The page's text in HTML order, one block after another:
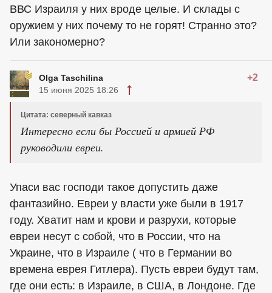
ВВС Израиля у них вроде целые. И склады с
оружием у них почему то не горят! Странно это?
Или закономерно?
Olga Taschilina +2
15 июня 2025 18:26
Цитата: северный кавказ
Интересно если бы Россией и армией РФ
руководили евреи.
Упаси вас господи такое допустить даже
фантазийно. Евреи у власти уже были в 1917
году. Хватит нам и крови и разрухи, которые
евреи несут с собой, что в России, что на
Украине, что в Израиле ( что в Германии во
времена еврея Гитлера). Пусть евреи будут там,
где они есть: в Израиле, в США, в Лондоне. Где